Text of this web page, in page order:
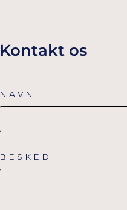
Kontakt os
NAVN
BESKED